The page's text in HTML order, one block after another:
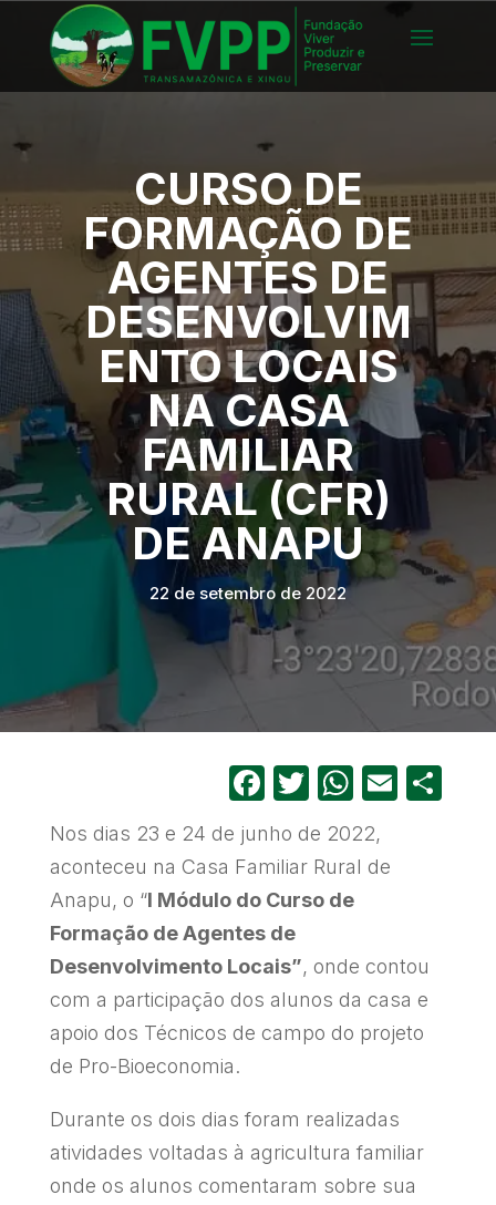
CURSO DE
FORMAÇÃO DE
AGENTES DE
DESENVOLVIM
ENTO LOCAIS
NA CASA
FAMILIAR
RURAL (CFR)
DE ANAPU
22 de setembro de 2022
Facebook
TwitterEmail
Nos dias 23 e 24 de junho de 2022,
aconteceu na Casa Familiar Rural de
Anapu, o “I Módulo do Curso de
Formação de Agentes de
Desenvolvimento Locais”, onde contou
com a participação dos alunos da casa e
apoio dos Técnicos de campo do projeto
de Pro-Bioeconomia.
Durante os dois dias foram realizadas
atividades voltadas à agricultura familiar
onde os alunos comentaram sobre sua